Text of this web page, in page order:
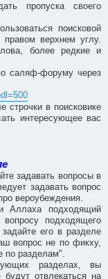
пропуска своего
поисковой
правом верхнем углу.
более редкие и
саляф-форуму через
строчки в поисковике
интересующее вас
задавать вопросы в
задавать вопрос
вероубеждения.
Аллаха подходящий
подходящего
его в разделе
вопрос не по фикху,
по разделам".
разделах, вы
будут отвлекаться на